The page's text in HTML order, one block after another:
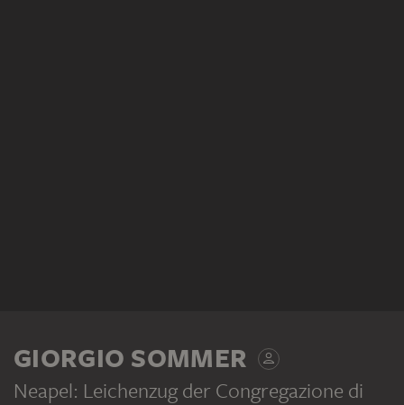
GIORGIO SOMMER
Neapel: Leichenzug der Congregazione di